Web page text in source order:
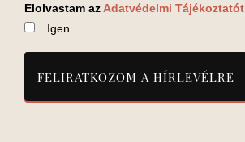
Elolvastam az Adatvédelmi Tájékoztatót
Igen